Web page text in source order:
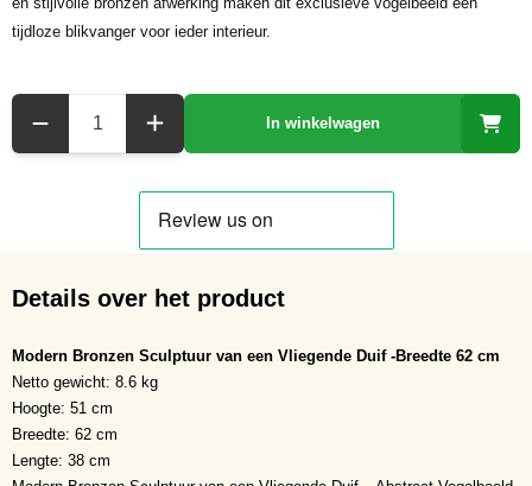
tijdloze blikvanger voor ieder interieur.
In winkelwagen
Details over het product
Modern Bronzen Sculptuur van een Vliegende Duif -Breedte 62 cm
Netto gewicht: 8.6 kg
Hoogte: 51 cm
Breedte: 62 cm
Lengte: 38 cm